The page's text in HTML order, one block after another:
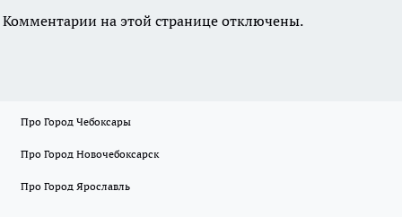
Комментарии на этой странице отключены.
Про Город Чебоксары
Про Город Новочебоксарск
Про Город Ярославль